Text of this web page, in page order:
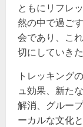
ともにリフレ
然の中で過ご
会であり、こ
切にしていき
トレッキング
ュ効果、新た
解消、グルー
ーカルな文化